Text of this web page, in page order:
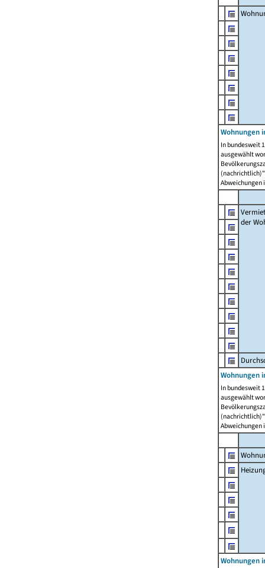
Wohnungen
In bundesweit
ausgewählt
Abweichungen
der
Wohnungen
In bundesweit
ausgewählt
Abweichungen
Wohnungen